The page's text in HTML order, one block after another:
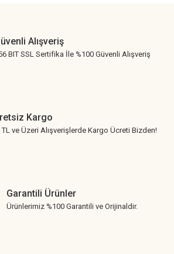
Alışveriş
BIT SSL Sertifika İle %100 Güvenli Alışveriş
Kargo
TL ve Üzeri Alışverişlerde Kargo Ücreti Bizden!
Garantili Ürünler
Ürünlerimiz %100 Garantili ve Orijinaldir.